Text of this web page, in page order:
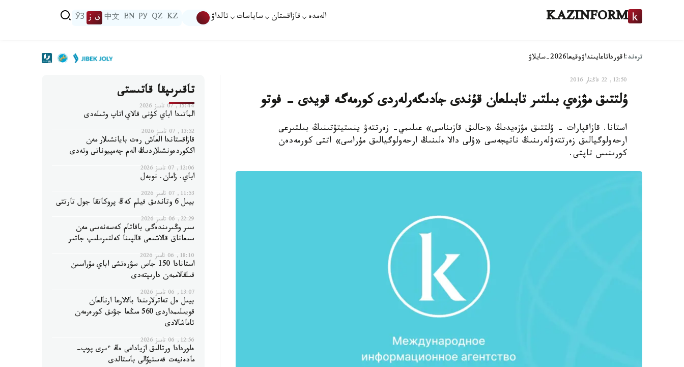
KAZINFORM الەمدە قازاقستان ساياسات تالداۋ KZ
QZ
РУ
EN
中文 ق ز ЎЗ
ترەند:اقورداتاعايىنداۋوقيعا2026-سايلاۋ
12:50, 22 قاڭتار 2016
ۇلتتىق مۋزەي بىلتىر تابىلعان قۇندى جادىگەرلەردى كورمەگە قويدى - فوتو
استانا. قازاقپارات - ۇلتتىق مۋزەيدىڭ «حالىق قازىناسى» عىلىمي- زەرتتەۋ ينستيتۋتىنىڭ بىلتىرعى
ارحەولوگيالىق زەرتتەۋلەرىنىڭ ناتيجەسى «ۇلى دالا ەلىنىڭ ارحەولوگيالىق مۇراسى» اتتى كورمەدەن
كورىنىس تاپتى.
تاقىرىپقا قاتىستى
15:44, 07 تامىز 2026
الماتىدا اباي كۇنى قالاي اتاپ وتىلەدى
13:52, 07 تامىز 2026
قازاقستاندا العاش رەت بايانشىلار مەن
اككوردەونشىلاردىڭ الەم چەمپيوناتى وتەدى
12:06, 07 تامىز 2026
اباي. زامان. نوبەل
11:53, 07 تامىز 2026
بيىل 6 وتاندىق فيلم كەڭ پروكاتقا جول تارتتى
22:29, 06 تامىز 2026
سىر وڭىرىندەگى باقاتام كەسەنەسى مەن
سىعاناق قالاشىعى قالپىنا كەلتىرىلىپ جاتىر
18:10, 06 تامىز 2026
استانادا 150 جاس سۋرەتشى اباي مۇراسىن
قىلقالاممەن دارىپتەدى
13:07, 06 تامىز 2026
بيىل ەل تەاترلارىندا بالالارعا ارنالعان
قويىلىمداردى 560 مىڭعا جۋىق كورەرمەن
تاماشالادى
12:56, 06 تامىز 2026
ەلوردادا ورتالىق ازياداعى ەڭ ءىرى پوپ-
مادەنيەت فەستيۆالى باستالدى